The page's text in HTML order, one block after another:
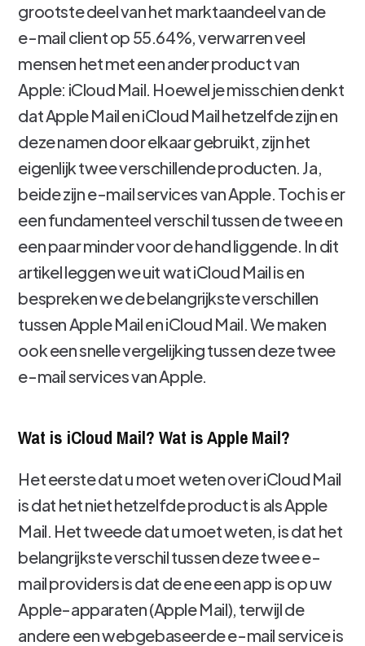
grootste deel van het marktaandeel van de
e-mail client op 55.64%, verwarren veel
mensen het met een ander product van
Apple: iCloud Mail. Hoewel je misschien denkt
dat Apple Mail en iCloud Mail hetzelfde zijn en
deze namen door elkaar gebruikt, zijn het
eigenlijk twee verschillende producten. Ja,
beide zijn e-mail services van Apple. Toch is er
een fundamenteel verschil tussen de twee en
een paar minder voor de hand liggende. In dit
artikel leggen we uit wat iCloud Mail is en
bespreken we de belangrijkste verschillen
tussen Apple Mail en iCloud Mail. We maken
ook een snelle vergelijking tussen deze twee
e-mail services van Apple.
Wat is iCloud Mail? Wat is Apple Mail?
Het eerste dat u moet weten over iCloud Mail
is dat het niet hetzelfde product is als Apple
Mail. Het tweede dat u moet weten, is dat het
belangrijkste verschil tussen deze twee e-
mail providers is dat de ene een app is op uw
Apple-apparaten (Apple Mail), terwijl de
andere een webgebaseerde e-mail service is